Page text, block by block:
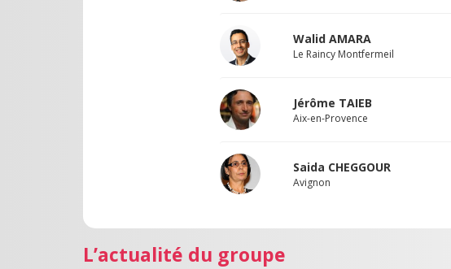
Walid AMARA
Le Raincy Montfermeil
Jérôme TAIEB
Aix-en-Provence
Saida CHEGGOUR
Avignon
L’actualité du groupe